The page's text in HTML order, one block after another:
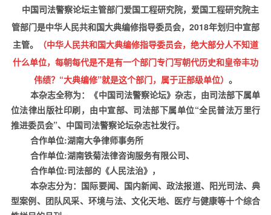
中国司法警察论坛主管部门爱国工程研究院，爱国工程研究院主
管部门是中华人民共和国大典编修指导委员会，2018年划归中宣部
主管。
（中华人民共和国大典编修指导委员会，绝大部分人不知道
什么单位，每朝每代是不是有一个部门专门写朝代历史和皇帝丰功
伟绩？“大典编修”就是这个部门，属于正部级单位） 。
本杂志全称为：《中国司法警察论坛》杂志，由司法部下属单
位法律出版社印刷，由中宣部、司法部下属单位“全民普法万里行
推进委员会”、中国司法警察论坛杂志社发行。
合作单位:湖南大争律师事务所
合作单位:湖南铁菊法律咨询服务有限公司、
合作单位:司法部的《人民法治》 ，
本杂志分为：国际要闻、国内新闻、政法报道、阳光司法、典
型案例、团队风采、环境与法、文化天地、医疗与健康等十个综合